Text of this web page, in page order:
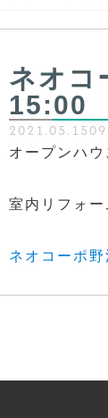
ネオ
15:00
2021.05.15
オープンハ
室内リフォ
ネオコーポ